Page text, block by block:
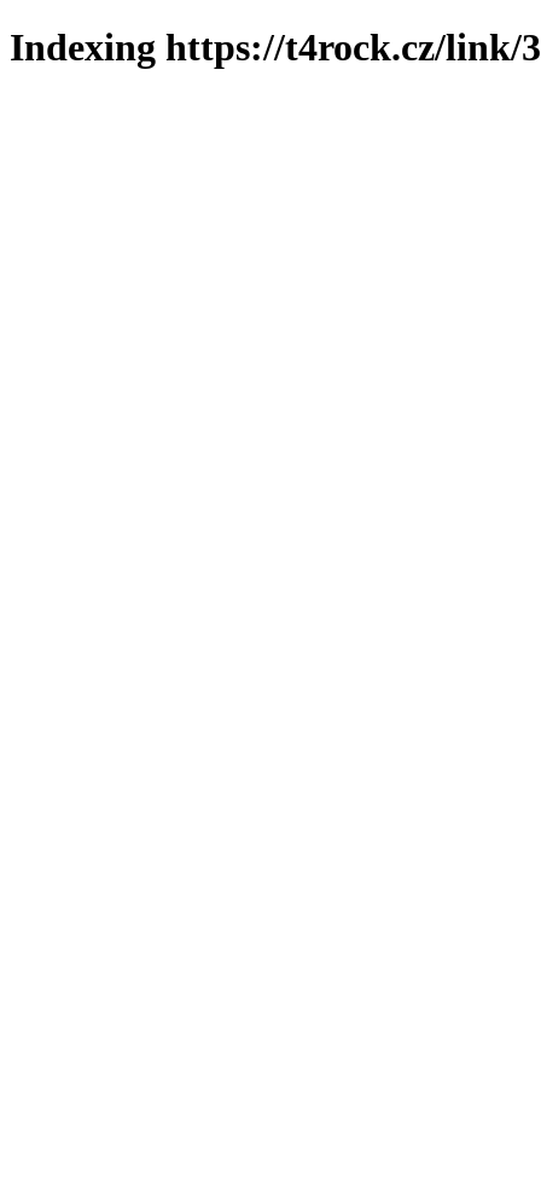
Indexing https://t4rock.cz/link/